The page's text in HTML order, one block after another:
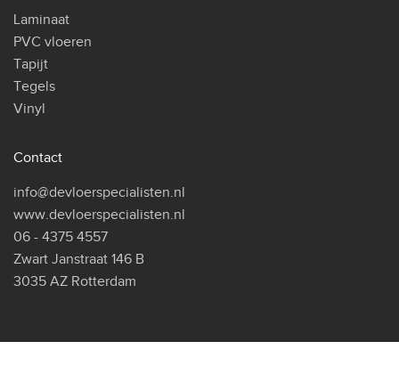
Laminaat
PVC vloeren
Tapijt
Tegels
Vinyl
Contact
info@devloerspecialisten.nl
www.devloerspecialisten.nl
06 - 4375 4557
Zwart Janstraat 146 B
3035 AZ Rotterdam